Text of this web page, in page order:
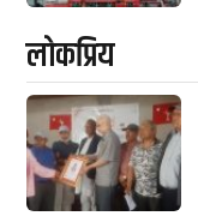
लाेकप्रिय